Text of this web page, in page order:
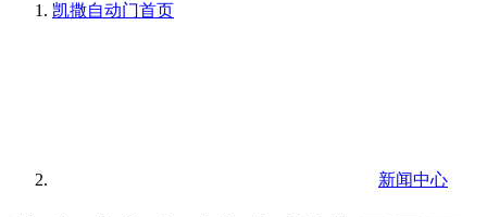
凯撒自动门首页
新闻中心